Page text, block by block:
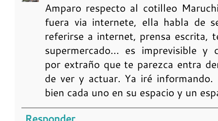
Amparo respecto al cotilleo
fuera via internete, ella habla de
referirse a internet, prensa escrita,
supermercado... es imprevisible y
por extraño que te parezca entra
de ver y actuar. Ya iré
bien cada uno en su espacio y un